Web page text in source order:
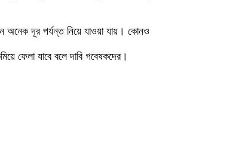
অনেক দূর পর্যন্ত নিয়ে যাওয়া যায়। কোনও
ফেলা যাবে বলে দাবি গবেষকদের।